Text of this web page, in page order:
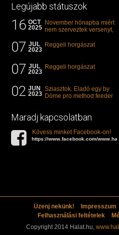
Legújabb státuszok
16 OCT
2025
November hónapba miért
nem szerveztek versenyt,
"kárászos"...
07 JUL
2023
Reggeli horgászat
07 JUL
2023
Reggeli horgászat
02 JUN
2023
Sziasztok. Eladó egy by
Döme pro method feeder
Maradj kapcsolatban
Kövess minket Facebook-on!
https://www.facebook.com/
Üzenj nekünk! Impresszum
Felhasználási feltételek
Copyright 2014 Halat.hu,